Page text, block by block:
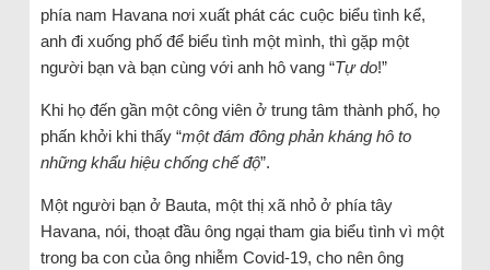
phía nam Havana nơi xuất phát các cuộc biểu tình kể,
anh đi xuống phố để biểu tình một mình, thì gặp một
người bạn và bạn cùng với anh hô vang “Tự do!”
Khi họ đến gần một công viên ở trung tâm thành phố, họ
phấn khởi khi thấy “một đám đông phản kháng hô to
những khẩu hiệu chống chế độ”.
Một người bạn ở Bauta, một thị xã nhỏ ở phía tây
Havana, nói, thoạt đầu ông ngại tham gia biểu tình vì một
trong ba con của ông nhiễm Covid-19, cho nên ông